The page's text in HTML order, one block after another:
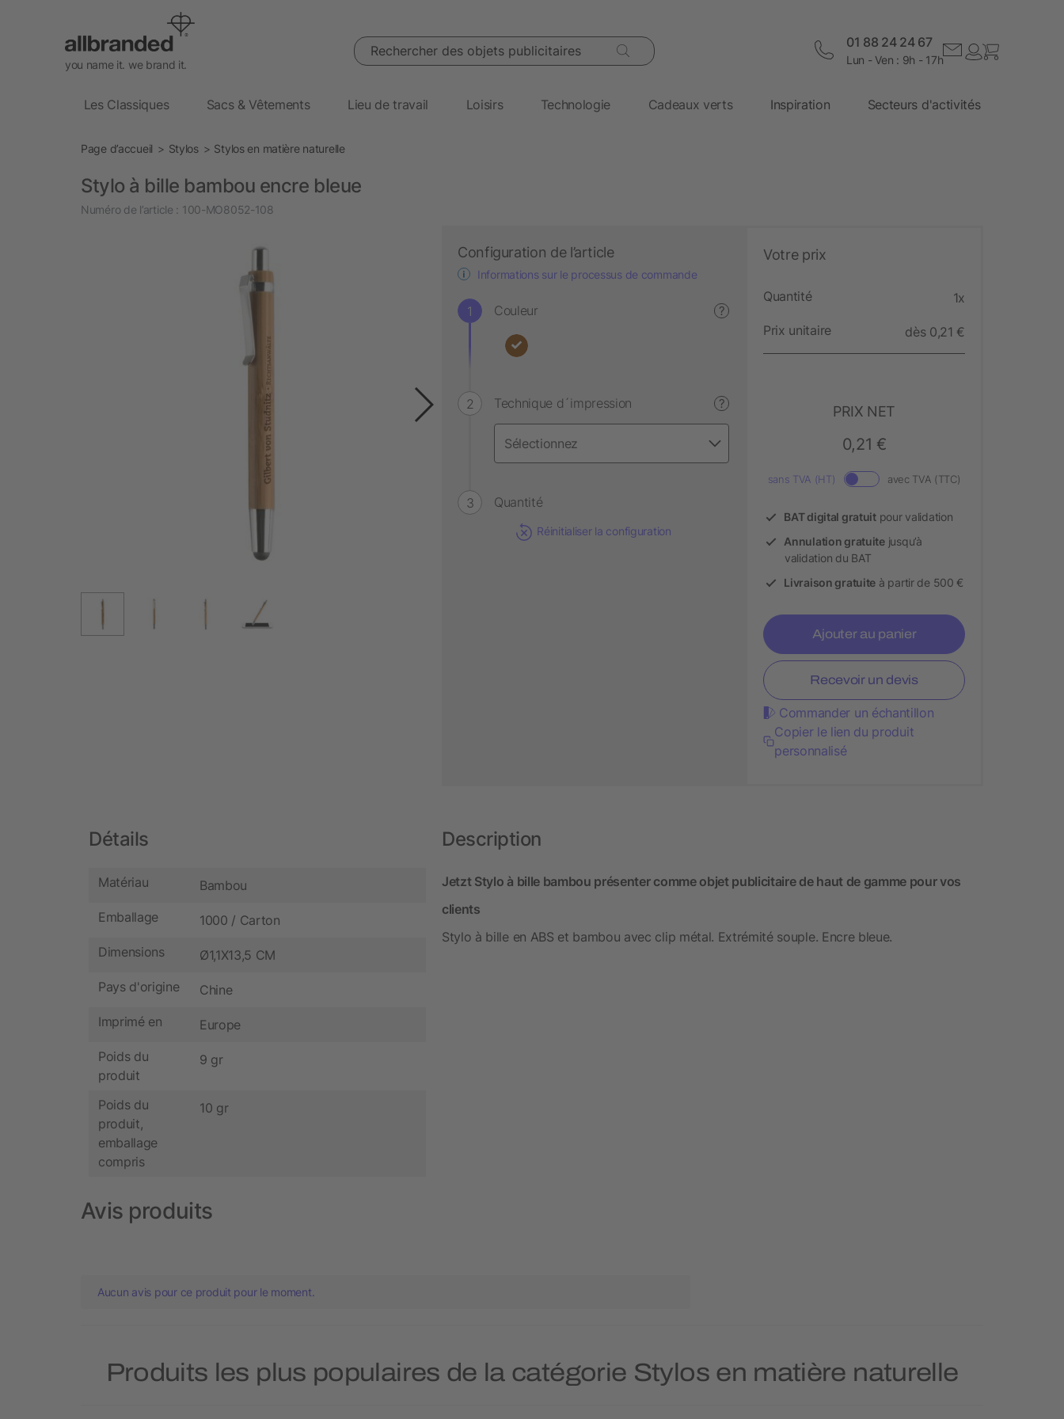
you name it. we brand it.
Rechercher des objets publicitaires 01 88 24 24 67
Lun - Ven : 9h - 17h
Les Classiques Sacs & Vêtements Lieu de travail Loisirs Technologie Cadeaux verts Inspiration Secteurs d'activités
Page d’accueil Stylos Stylos en matière naturelle
Stylo à bille bambou encre bleue
Numéro de l’article : 100-MO8052-108
Configuration de l’article
Informations sur le processus de commande
Couleur ?
Technique d´impression ?
Quantité
Réinitialiser la configuration
Votre prix
Quantité 1x
Prix unitaire dès 0,21 €
PRIX NET
0,21 €
sans TVA (HT) avec TVA (TTC)
BAT digital gratuitpour validation
Annulation gratuitejusqu’à
validation du BAT
Livraison gratuite à partir de 500 €
Ajouter au panier
Recevoir un devis
Commander un échantillon
Copier le lien du produit
personnalisé
Détails
Matériau Bambou
Emballage 1000 / Carton
Dimensions Ø1,1X13,5 CM
Pays d'origine Chine
Imprimé en Europe
Poids du
produit
9 gr
Poids du
produit,
emballage
compris
10 gr
Description
Jetzt Stylo à bille bambou présenter comme objet publicitaire de haut de gamme pour vos
clients
Stylo à bille en ABS et bambou avec clip métal. Extrémité souple. Encre bleue.
Avis produits
Aucun avis pour ce produit pour le moment.
Produits les plus populaires de la catégorie Stylos en matière naturelle